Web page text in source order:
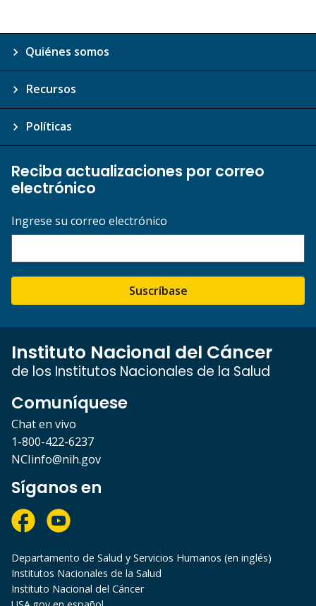
Quiénes somos
Recursos
Políticas
Reciba actualizaciones por correo
electrónico
Ingrese su correo electrónico
Suscríbase
Instituto Nacional del Cáncer
de los Institutos Nacionales de la Salud
Comuníquese
Chat en vivo
1-800-422-6237
NCIinfo@nih.gov
Síganos en
Departamento de Salud y Servicios Humanos (en inglés)
Institutos Nacionales de la Salud
Instituto Nacional del Cáncer